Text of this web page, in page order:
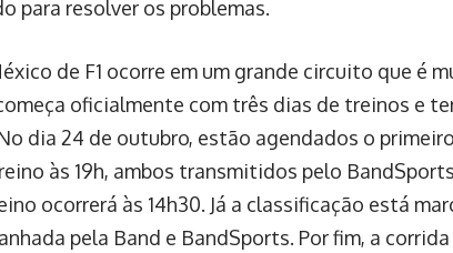
para resolver os problemas.
de F1 ocorre em um grande circuito que é
oficialmente com três dias de treinos e
dia 24 de outubro, estão agendados o
às 19h, ambos transmitidos pelo
ocorrerá às 14h30. Já a classificação está
pela Band e BandSports. Por fim, a